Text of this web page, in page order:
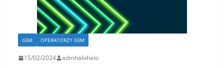
GSM OPERATORZY GSM
15/02/2024 admhalohalo